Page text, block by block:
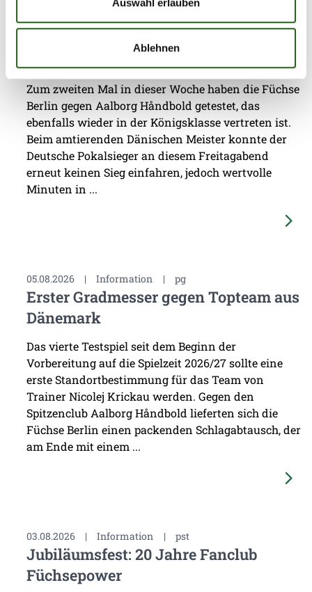
Ablehnen
07.08.2026 | Information | pst
Testspiel mit Champions-League-
Zum zweiten Mal in dieser Woche haben die Füchse
Berlin gegen Aalborg Håndbold getestet, das
ebenfalls wieder in der Königsklasse vertreten ist.
Beim amtierenden Dänischen Meister konnte der
Deutsche Pokalsieger an diesem Freitagabend
erneut keinen Sieg einfahren, jedoch wertvolle
Minuten in ...
05.08.2026 | Information | pg
Erster Gradmesser gegen Topteam aus
Dänemark
Das vierte Testspiel seit dem Beginn der
Vorbereitung auf die Spielzeit 2026/27 sollte eine
erste Standortbestimmung für das Team von
Trainer Nicolej Krickau werden. Gegen den
Spitzenclub Aalborg Håndbold lieferten sich die
Füchse Berlin einen packenden Schlagabtausch, der
am Ende mit einem ...
03.08.2026 | Information | pst
Jubiläumsfest: 20 Jahre Fanclub
Füchsepower